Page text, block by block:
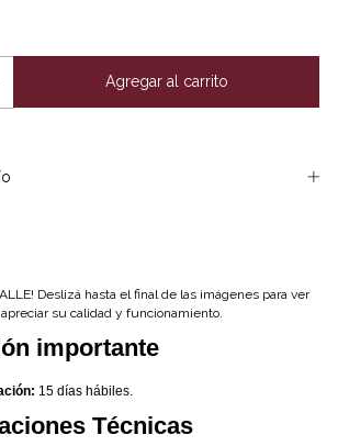
Deslizá hasta el final de las imágenes para ver
su calidad y funcionamiento.
importante
15 días hábiles.
Técnicas